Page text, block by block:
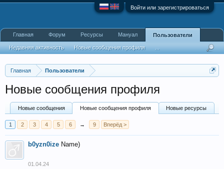
Войти или зарегистрироваться
Главная Пользователи
Новые сообщения профиля
Новые сообщения Новые сообщения профиля Новые ресурсы
1 2 3 4 5 6 → 9 Вперёд >
b0yzn0ize Name)
01.04.24
Главная Форум Ресурсы Мануал Пользователи
Недавняя активность Новые сообщения профиля